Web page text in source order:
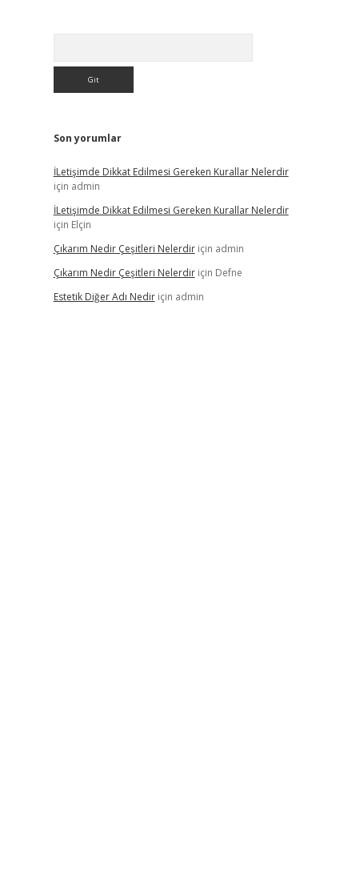
Son yorumlar
İLetişimde Dikkat Edilmesi Gereken Kurallar Nelerdir
için admin
İLetişimde Dikkat Edilmesi Gereken Kurallar Nelerdir
için Elçin
Çıkarım Nedir Çeşitleri Nelerdiriçin admin
Çıkarım Nedir Çeşitleri Nelerdiriçin Defne
Estetik Diğer Adı Nediriçin admin